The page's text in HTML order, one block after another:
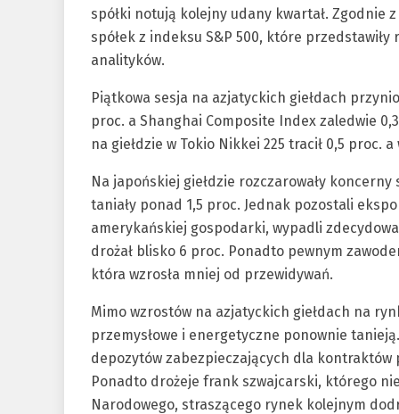
spółki notują kolejny udany kwartał. Zgodnie
spółek z indeksu S&P 500, które
analityków.
Piątkowa sesja na azjatyckich giełdach
proc. a Shanghai Composite Index zaledwie
na giełdzie w Tokio Nikkei 225 tracił 0,5 proc.
Na japońskiej giełdzie rozczarowały
taniały ponad 1,5 proc. Jednak pozostali
amerykańskiej gospodarki, wypadli
drożał blisko 6 proc. Ponadto pewnym
która wzrosła mniej od przewidywań.
Mimo wzrostów na azjatyckich giełdach na
przemysłowe i energetyczne ponownie
depozytów zabezpieczających dla kontraktów
Ponadto drożeje frank szwajcarski, którego
Narodowego, straszącego rynek kolejnym